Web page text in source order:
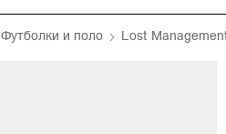
Футболки и поло Lost